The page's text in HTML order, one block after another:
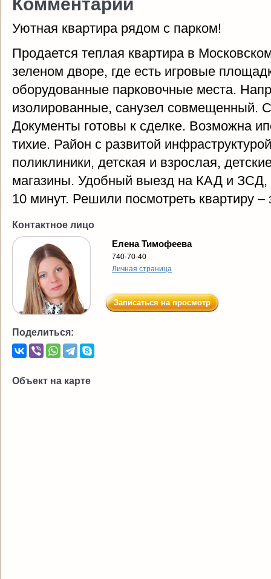
Уютная квартира рядом с парком!
Продается теплая квартира в
зеленом дворе, где есть игровые
оборудованные парковочные места.
изолированные, санузел совмещенный.
Документы готовы к сделке. Возможна
тихие. Район с развитой
поликлиники, детская и взрослая,
магазины. Удобный выезд на КАД и
10 минут. Решили посмотреть квартиру –
Контактное лицо
Елена Тимофеева
740-70-40
Личная страница
Записаться на просмотр
Поделиться:
Объект на карте